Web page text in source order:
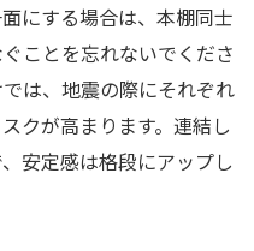
にする場合は、本棚同士
ことを忘れないでくださ
は、地震の際にそれぞれ
クが高まります。連結し
安定感は格段にアップし